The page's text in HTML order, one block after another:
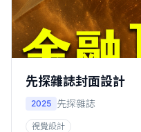
先探雜誌封面設計
2025 先探雜誌
視覺設計